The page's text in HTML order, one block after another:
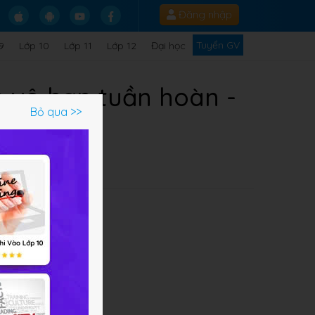
Đăng nhập
Lớp 10 Lớp 11 Lớp 12 Đại học Tuyển GV
vô hạn tuần hoàn -
Bỏ qua >>